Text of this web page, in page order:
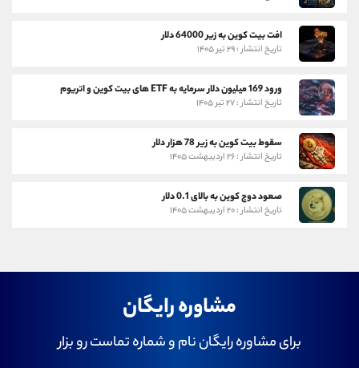
افت بیت کوین به زیر 64000 دلار
تاریخ انتشار : ۲۹ تیر ۱۴۰۵
ورود 169 میلیون دلار سرمایه به ETF های بیت کوین و اتریوم
تاریخ انتشار : ۲۷ تیر ۱۴۰۵
سقوط بیت کوین به زیر 78 هزار دلار
تاریخ انتشار : ۲۶ اردیبهشت ۱۴۰۵
صعود دوج کوین به بالای 0.1 دلار
تاریخ انتشار : ۲۰ اردیبهشت ۱۴۰۵
مشاوره رایگان
برای مشاوره رایگان نام و شماره تماست رو بزار